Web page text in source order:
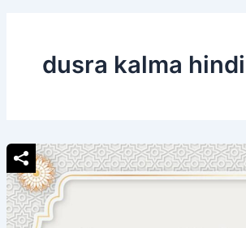
dusra kalma hindi